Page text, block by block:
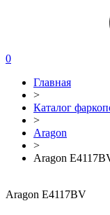
0
Главная
>
Каталог
>
Aragon
>
Aragon
Aragon E4117BV